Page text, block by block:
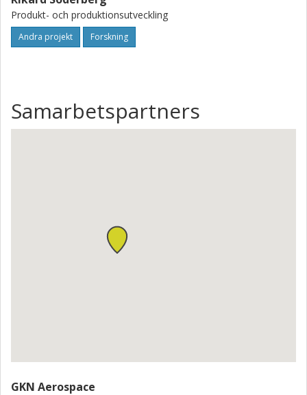
Produkt- och produktionsutveckling
Andra projekt Forskning
Samarbetspartners
GKN Aerospace